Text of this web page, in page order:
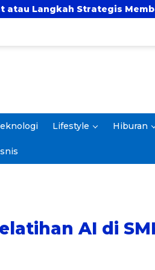
Membangun Masa Depan?
Lifestyle Hiburan
AI di